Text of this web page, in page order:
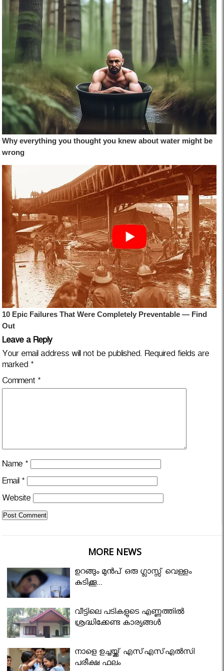
Leave a Reply
Your email address will not be published. Required fields are
marked *
Comment *
Name *
Email *
Website
MORE NEWS
ഉറങ്ങും മുന്‍പ് ഒരു ഗ്ലാസ്സ് വെള്ളം
കുടിക്കൂ...
വീട്ടിലെ പടികളുടെ എണ്ണത്തിൽ
ശ്രദ്ധിക്കേണ്ട കാര്യങ്ങൾ
നാളെ ഉച്ചയ്ക്ക് എസ്എസ്എല്‍സി
പരീക്ഷ ഫലം